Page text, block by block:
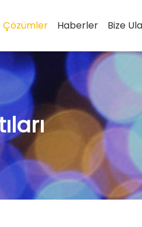
Çözümler Haberler Bize